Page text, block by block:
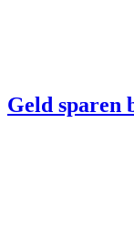
Geld sparen